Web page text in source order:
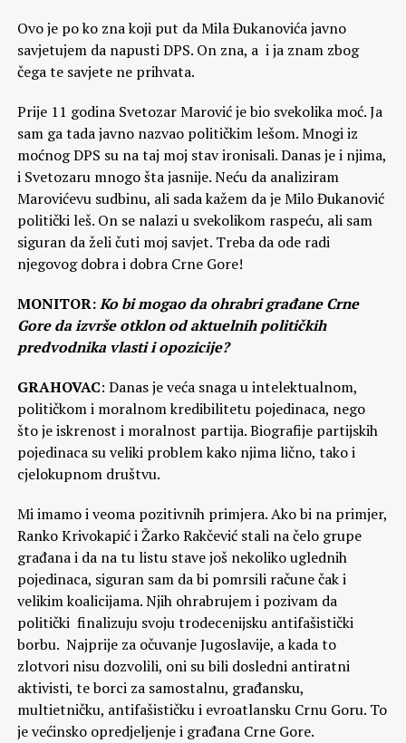
Ovo je po ko zna koji put da Mila Đukanovića javno
savjetujem da napusti DPS. On zna, a i ja znam zbog
čega te savjete ne prihvata.
Prije 11 godina Svetozar Marović je bio svekolika moć. Ja
sam ga tada javno nazvao političkim lešom. Mnogi iz
moćnog DPS su na taj moj stav ironisali. Danas je i njima,
i Svetozaru mnogo šta jasnije. Neću da analiziram
Marovićevu sudbinu, ali sada kažem da je Milo Đukanović
politički leš. On se nalazi u svekolikom raspeću, ali sam
siguran da želi čuti moj savjet. Treba da ode radi
njegovog dobra i dobra Crne Gore!
MONITOR:Ko bi mogao da ohrabri građane Crne
Gore da izvrše otklon od aktuelnih političkih
predvodnika vlasti i opozicije?
GRAHOVAC: Danas je veća snaga u intelektualnom,
političkom i moralnom kredibilitetu pojedinaca, nego
što je iskrenost i moralnost partija. Biografije partijskih
pojedinaca su veliki problem kako njima lično, tako i
cjelokupnom društvu.
Mi imamo i veoma pozitivnih primjera. Ako bi na primjer,
Ranko Krivokapić i Žarko Rakčević stali na čelo grupe
građana i da na tu listu stave još nekoliko uglednih
pojedinaca, siguran sam da bi pomrsili račune čak i
velikim koalicijama. Njih ohrabrujem i pozivam da
politički finalizuju svoju trodecenijsku antifašistički
borbu. Najprije za očuvanje Jugoslavije, a kada to
zlotvori nisu dozvolili, oni su bili dosledni antiratni
aktivisti, te borci za samostalnu, građansku,
multietničku, antifašističku i evroatlansku Crnu Goru. To
je većinsko opredjeljenje i građana Crne Gore.